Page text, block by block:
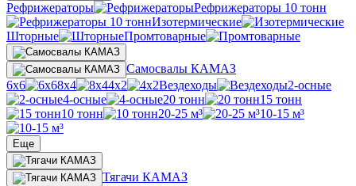
Рефрижераторы
Рефрижераторы 10 тонн
Изотермические
Шторные
Промтоварные
Самосвалы КАМАЗ
6х6
8х4 4х2 Вездеходы
2-осные
4-осные
20 тонн
15 тонн
10 тонн
20-25 м³ 10-15 м³
Еще
Тягачи КАМАЗ